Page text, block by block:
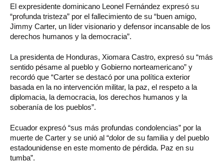
El expresidente dominicano Leonel Fernández expresó su
“profunda tristeza” por el fallecimiento de su “buen amigo,
Jimmy Carter, un líder visionario y defensor incansable de los
derechos humanos y la democracia”.
La presidenta de Honduras, Xiomara Castro, expresó su “más
sentido pésame al pueblo y Gobierno norteamericano” y
recordó que “Carter se destacó por una política exterior
basada en la no intervención militar, la paz, el respeto a la
diplomacia, la democracia, los derechos humanos y la
soberanía de los pueblos”.
Ecuador expresó “sus más profundas condolencias” por la
muerte de Carter y se unió al “dolor de su familia y del pueblo
estadounidense en este momento de pérdida. Paz en su
tumba”.